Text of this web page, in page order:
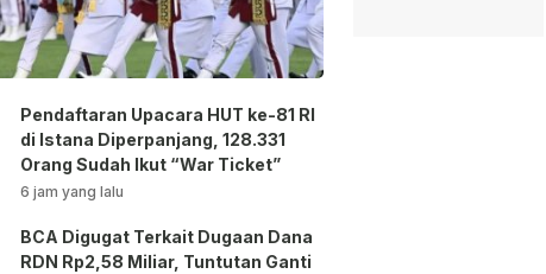
Pendaftaran Upacara HUT ke-81 RI
di Istana Diperpanjang, 128.331
Orang Sudah Ikut “War Ticket”
6 jam yang lalu
BCA Digugat Terkait Dugaan Dana
RDN Rp2,58 Miliar, Tuntutan Ganti